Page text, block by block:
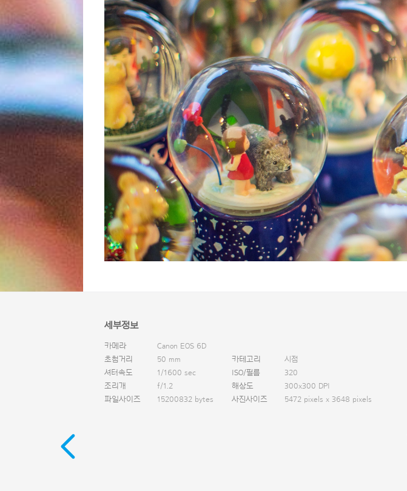
세부정보
카메라
Canon EOS 6D
초첨거리
50 mm 카테고리
시점
셔터속도
1/1600 sec ISO/필름
320
조리개
f/1.2 해상도
300x300 DPI
파일사이즈
15200832 bytes 사진사이즈 5472 pixels x 3648 pixels